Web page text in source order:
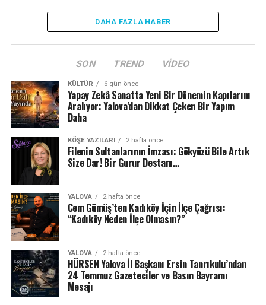
DAHA FAZLA HABER
SON TREND VIDEO
KÜLTÜR 6 gün önce
Yapay Zekâ Sanatta Yeni Bir Dönemin Kapılarını
Aralıyor: Yalova’dan Dikkat Çeken Bir Yapım
Daha
KÖŞE YAZILARI 2 hafta önce
Filenin Sultanlarının İmzası: Gökyüzü Bile Artık
Size Dar! Bir Gurur Destanı…
YALOVA 2 hafta önce
Cem Gümüş’ten Kadıköy İçin İlçe Çağrısı:
“Kadıköy Neden İlçe Olmasın?”
YALOVA 2 hafta önce
HÜRSEN Yalova İl Başkanı Ersin Tanrıkulu’ndan
24 Temmuz Gazeteciler ve Basın Bayramı
Mesajı